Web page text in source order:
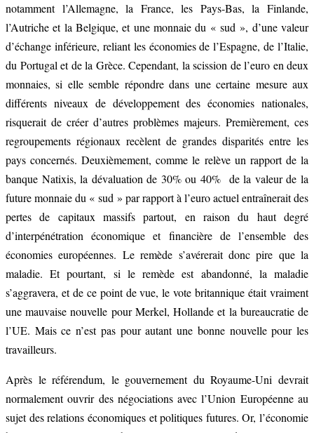
notamment l’Allemagne, la France, les Pays-Bas, la Finlande,
l’Autriche et la Belgique, et une monnaie du « sud », d’une valeur
d’échange inférieure, reliant les économies de l’Espagne, de l’Italie,
du Portugal et de la Grèce. Cependant, la scission de l’euro en deux
monnaies, si elle semble répondre dans une certaine mesure aux
différents niveaux de développement des économies nationales,
risquerait de créer d’autres problèmes majeurs. Premièrement, ces
regroupements régionaux recèlent de grandes disparités entre les
pays concernés. Deuxièmement, comme le relève un rapport de la
banque Natixis, la dévaluation de 30% ou 40% de la valeur de la
future monnaie du « sud » par rapport à l’euro actuel entraînerait des
pertes de capitaux massifs partout, en raison du haut degré
d’interpénétration économique et financière de l’ensemble des
économies européennes. Le remède s’avérerait donc pire que la
maladie. Et pourtant, si le remède est abandonné, la maladie
s’aggravera, et de ce point de vue, le vote britannique était vraiment
une mauvaise nouvelle pour Merkel, Hollande et la bureaucratie de
l’UE. Mais ce n’est pas pour autant une bonne nouvelle pour les
travailleurs.
Après le référendum, le gouvernement du Royaume-Uni devrait
normalement ouvrir des négociations avec l’Union Européenne au
sujet des relations économiques et politiques futures. Or, l’économie